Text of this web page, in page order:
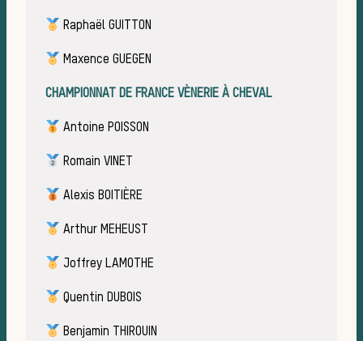
de
Raphaël GUITTON
Maxence GUEGEN
CHAMPIONNAT DE FRANCE VÈNERIE À CHEVAL
Antoine POISSON
Romain VINET
Alexis BOITIÈRE
Arthur MEHEUST
Joffrey LAMOTHE
Quentin DUBOIS
Benjamin THIROUIN